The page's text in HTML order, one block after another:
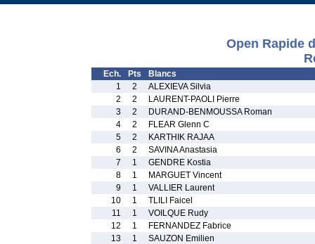
Open Rapide
Ech. Pts
Blancs
1
2
ALEXIEVA Silvia
2
2
LAURENT-PAOLI Pierre
3
2
DURAND-BENMOUSSA Roman
4
2
FLEAR Glenn C
5
2
KARTHIK RAJAA
6
2
SAVINA Anastasia
7
1
GENDRE Kostia
8
1
MARGUET Vincent
9
1
VALLIER Laurent
10
1
TLILI Faicel
11
1
VOILQUE Rudy
12
1
FERNANDEZ Fabrice
13
1
SAUZON Emilien